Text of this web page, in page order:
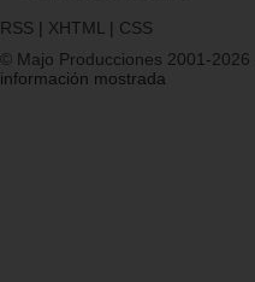
RSS | XHTML | CSS
© Majo Producciones 2001-2026
información mostrada